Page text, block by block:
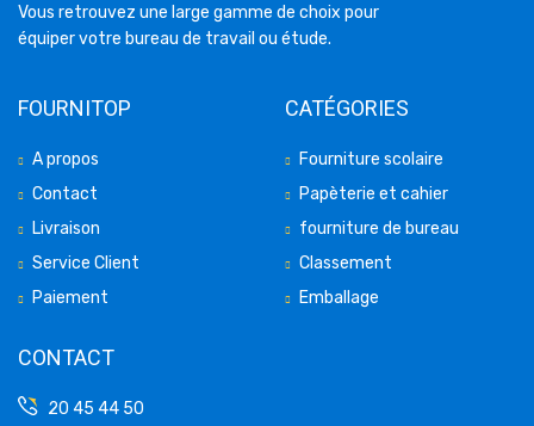
Vous retrouvez une large gamme de choix pour
équiper votre bureau de travail ou étude.
FOURNITOP
A propos
Contact
Livraison
Service Client
Paiement
CATÉGORIES
Fourniture scolaire
Papèterie et cahier
fourniture de bureau
Classement
Emballage
CONTACT
20 45 44 50